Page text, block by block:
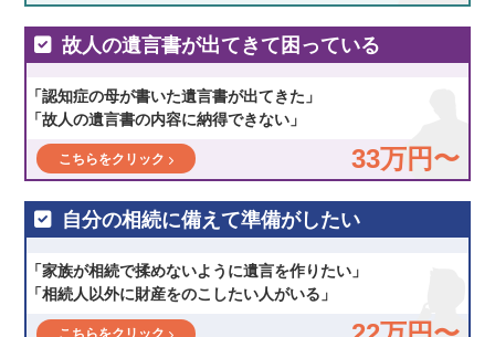
故人の遺言書が出てきて困っている
「認知症の母が書いた遺言書が出てきた」
「故人の遺言書の内容に納得できない」
33万円〜
こちらをクリック
自分の相続に備えて準備がしたい
「家族が相続で揉めないように遺言を作りたい」
「相続人以外に財産をのこしたい人がいる」
こちらをクリック